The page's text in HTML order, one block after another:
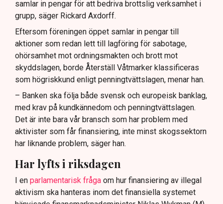
samlar in pengar för att bedriva brottslig verksamhet i
grupp, säger Rickard Axdorff.
Eftersom föreningen öppet samlar in pengar till
aktioner som redan lett till lagföring för sabotage,
ohörsamhet mot ordningsmakten och brott mot
skyddslagen, borde Återställ Våtmarker klassificeras
som högriskkund enligt penningtvättslagen, menar han.
– Banken ska följa både svensk och europeisk banklag,
med krav på kundkännedom och penningtvättslagen.
Det är inte bara vår bransch som har problem med
aktivister som får finansiering, inte minst skogssektorn
har liknande problem, säger han.
Har lyfts i riksdagen
I en parlamentarisk fråga om hur finansiering av illegal
aktivism ska hanteras inom det finansiella systemet